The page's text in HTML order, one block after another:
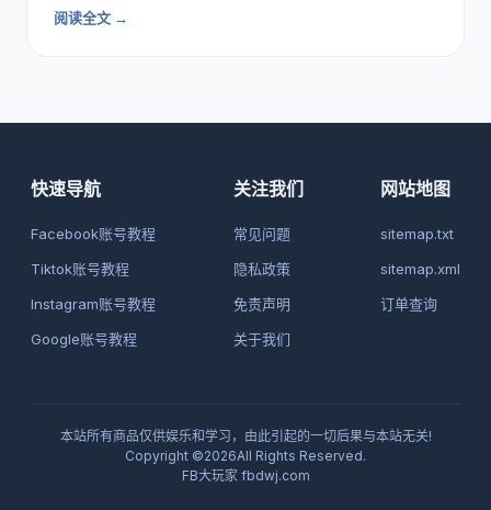
阅读全文 →
快速导航
Facebook账号教程
Tiktok账号教程
Instagram账号教程
Google账号教程
关注我们
常见问题
隐私政策
免责声明
关于我们
网站地图
sitemap.txt
sitemap.xml
订单查询
本站所有商品仅供娱乐和学习，由此引起的一切后果与本站无关!
Copyright ©2026All Rights Reserved.
FB大玩家fbdwj.com